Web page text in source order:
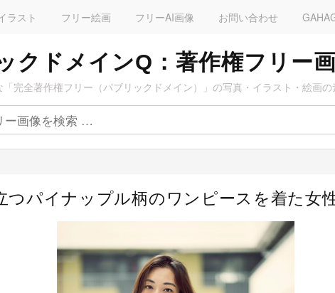
ラスト フリー絵画 フリーAI画像 お問い合わせ
クドメインQ：著作権フリー
完全著作権フリー（パブリックドメイン）」の写真・イラスト・絵画
パイナップル柄のワンピースを着た女